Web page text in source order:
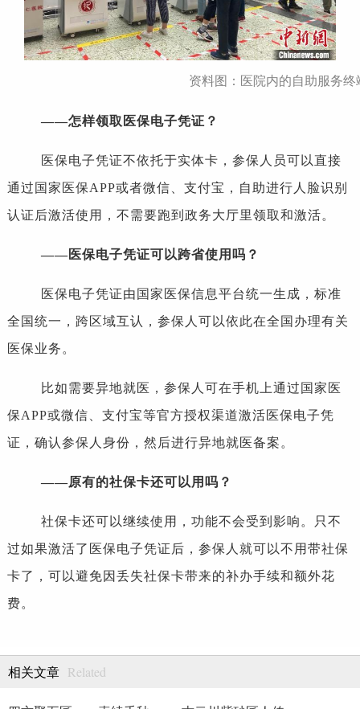
资料图：医院内的自助服务终
——怎样领取医保电子凭证？
医保电子凭证不依托于实体卡，参保人员可以直接
通过国家医保APP或者微信、支付宝，自助进行人脸识别
认证后激活使用，不需要跑到政务大厅里领取和激活。
——医保电子凭证可以跨省使用吗？
医保电子凭证由国家医保信息平台统一生成，标准
全国统一，跨区域互认，参保人可以依此在全国办理有关
医保业务。
比如需要异地就医，参保人可在手机上通过国家医
保APP或微信、支付宝等官方授权渠道激活医保电子凭
证，确认参保人身份，然后进行异地就医备案。
——原有的社保卡还可以用吗？
社保卡还可以继续使用，功能不会受到影响。只不
过如果激活了医保电子凭证后，参保人就可以不用带社保
卡了，可以避免因丢失社保卡带来的补办手续和额外花
费。
相关文章 Related